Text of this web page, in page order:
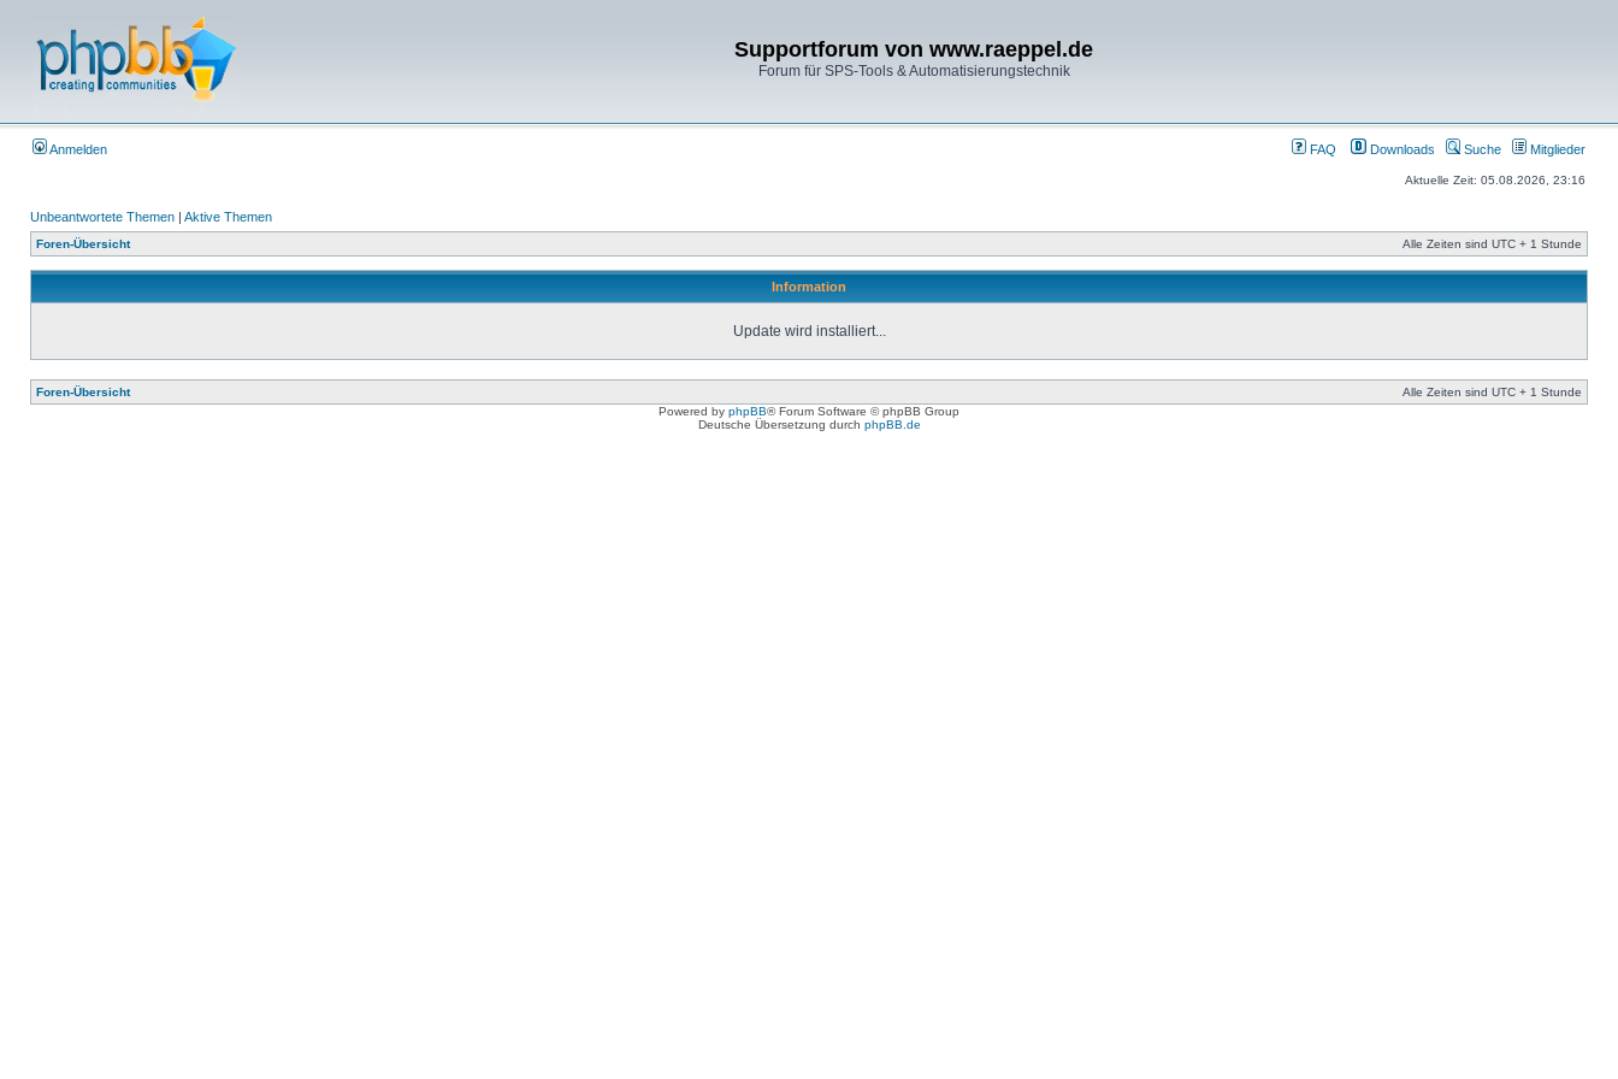
Supportforum von www.raeppel.de
Forum für SPS-Tools & Automatisierungstechnik
Anmelden FAQ Downloads Suche Mitglieder
Aktuelle Zeit: 05.08.2026, 23:16
Unbeantwortete Themen | Aktive Themen
Foren-Übersicht Alle Zeiten sind UTC + 1 Stunde
Information
Update wird installiert...
Foren-Übersicht
Alle Zeiten sind UTC + 1 Stunde
Powered by phpBB® Forum Software © phpBB Group
Deutsche Übersetzung durch phpBB.de